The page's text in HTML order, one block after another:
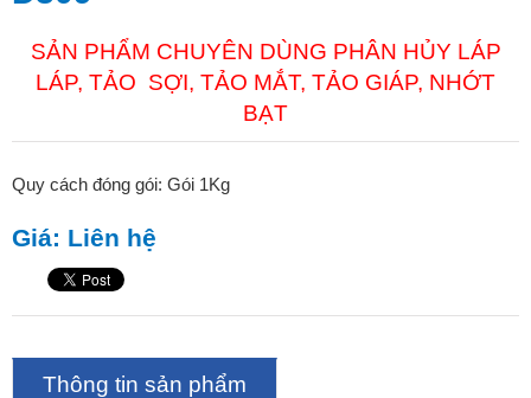
SẢN PHẨM CHUYÊN DÙNG PHÂN HỦY LÁP
LÁP, TẢO SỢI, TẢO MẮT, TẢO GIÁP, NHỚT
BẠT
Quy cách đóng gói: Gói 1Kg
Giá: Liên hệ
Thông tin sản phẩm